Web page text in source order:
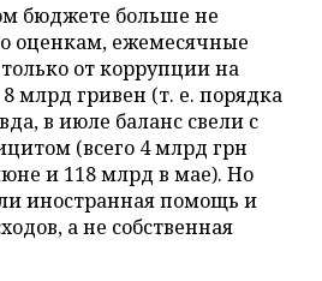
бюджете больше не
оценкам, ежемесячные
от коррупции на
млрд гривен (т. е. порядка
в июле баланс свели с
(всего 4 млрд грн
и 118 млрд в мае). Но
иностранная помощь и
а не собственная